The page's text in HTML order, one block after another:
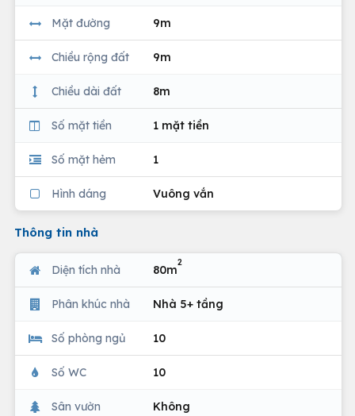
Mặt đường 9m
Chiều rộng đất 9m
Chiều dài đất 8m
Số mặt tiền 1 mặt tiền
Số mặt hẻm 1
Hình dáng Vuông vắn
Thông tin nhà
Diện tích nhà 80m
2
Phân khúc nhà Nhà 5+ tầng
Số phòng ngủ 10
Số WC 10
Sân vườn Không